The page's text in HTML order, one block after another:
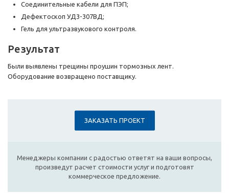
Соединительные кабели для ПЭП;
Дефектоскоп УД3-307ВД;
Гель для ультразвукового контроля.
Результат
Были выявлены трещины проушин тормозных лент.
Оборудование возвращено поставщику.
ЗАКАЗАТЬ ПРОЕКТ
Менеджеры компании с радостью ответят на ваши вопросы,
произведут расчет стоимости услуг и подготовят
коммерческое предложение.